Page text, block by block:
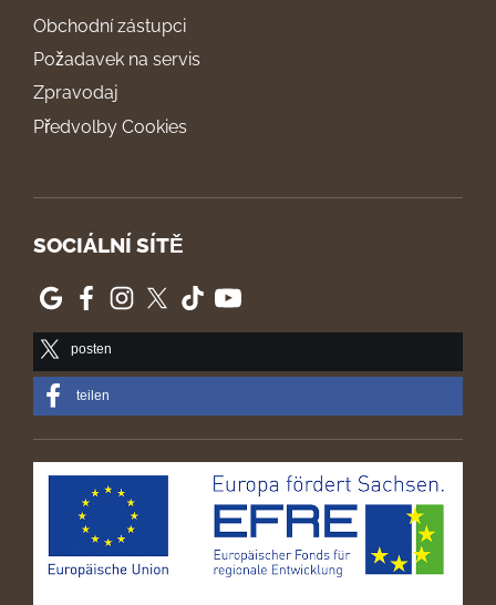
Obchodní zástupci
Požadavek na servis
Zpravodaj
Předvolby Cookies
SOCIÁLNÍ SÍTĚ
posten
teilen